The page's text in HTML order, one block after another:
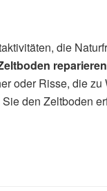
die
reparieren
oder Risse, die
den Zeltboden